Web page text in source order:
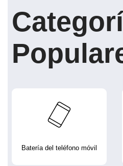
Batería del teléfono móvil